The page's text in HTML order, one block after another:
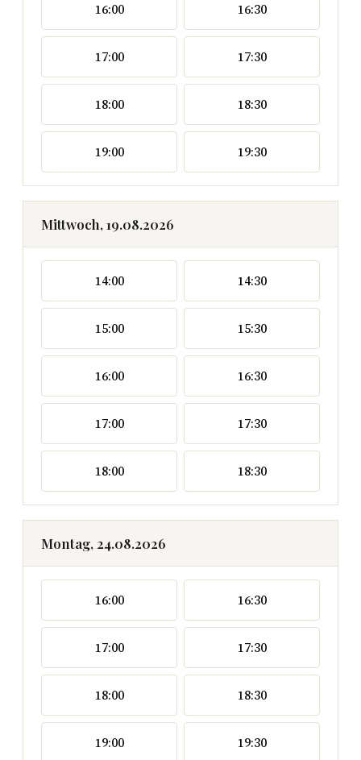
16:00 16:30
17:00 17:30
18:00 18:30
19:00 19:30
Mittwoch, 19.08.2026
14:00 14:30
15:00 15:30
16:00 16:30
17:00 17:30
18:00 18:30
Montag, 24.08.2026
16:00 16:30
17:00 17:30
18:00 18:30
19:00 19:30